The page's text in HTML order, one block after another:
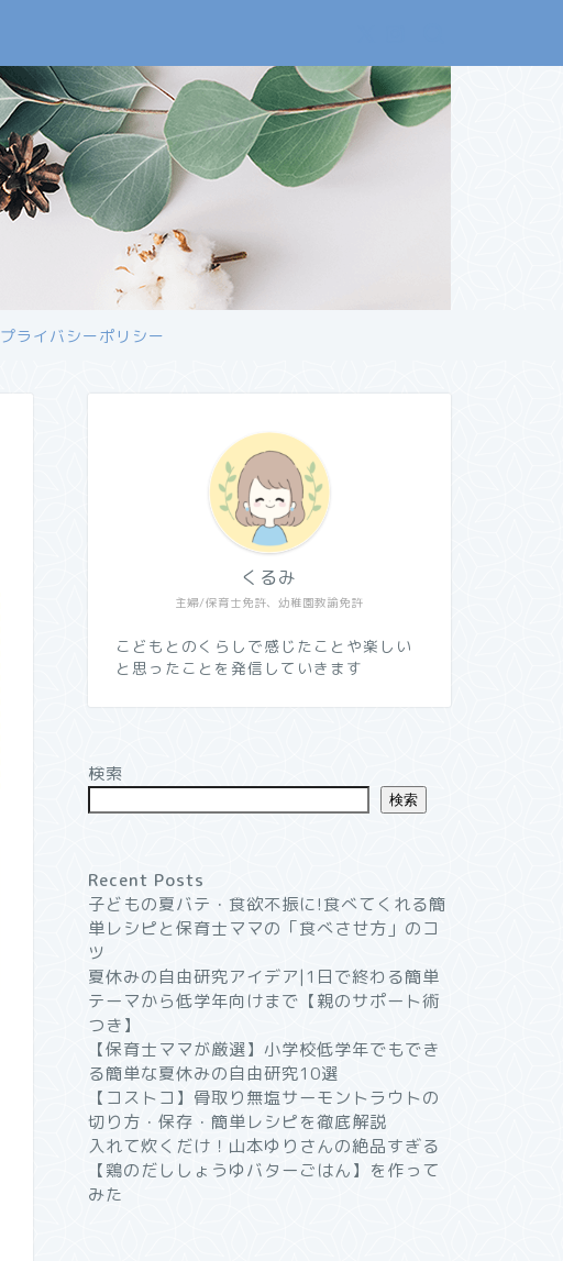
プライバシーポリシー
主婦/保育士免許、幼稚園教諭免許
くるみ
こどもとのくらしで感じたことや楽しい
と思ったことを発信していきます
検索
検索
Recent Posts
子どもの夏バテ・食欲不振に!食べてくれる簡
単レシピと保育士ママの「食べさせ方」のコ
ツ
夏休みの自由研究アイデア|1日で終わる簡単
テーマから低学年向けまで【親のサポート術
つき】
【保育士ママが厳選】小学校低学年でもでき
る簡単な夏休みの自由研究10選
【コストコ】骨取り無塩サーモントラウトの
切り方・保存・簡単レシピを徹底解説
入れて炊くだけ！山本ゆりさんの絶品すぎる
【鶏のだししょうゆバターごはん】を作って
みた